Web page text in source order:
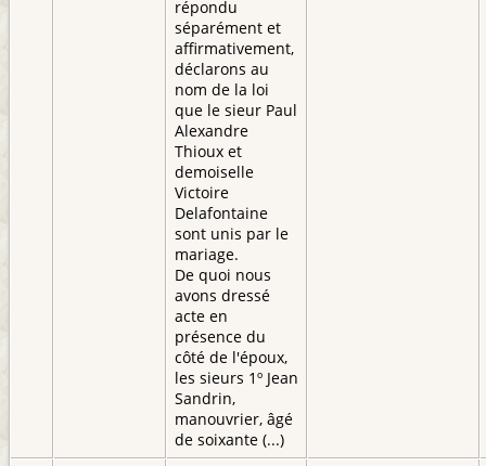
répondu
séparément et
affirmativement,
déclarons au
nom de la loi
que le sieur Paul
Alexandre
Thioux et
demoiselle
Victoire
Delafontaine
sont unis par le
mariage.
De quoi nous
avons dressé
acte en
présence du
côté de l'époux,
les sieurs 1º Jean
Sandrin,
manouvrier, âgé
de soixante (...)